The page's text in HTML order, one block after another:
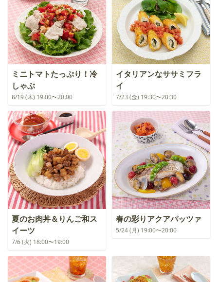
ミニトマトたっぷり！冷
しゃぶ
8/19 (木) 19:00〜20:00
イタリアンなササミフラ
イ
7/23 (金) 19:30〜20:30
夏のお肉丼＆りんご和ス
イーツ
7/6 (火) 18:00〜19:00
春の彩りアクアパッツァ
5/24 (月) 19:00〜20:00